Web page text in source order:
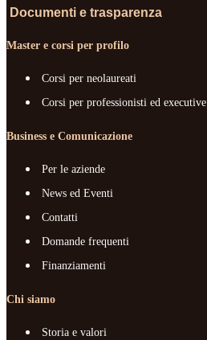
Documenti e trasparenza
Master e corsi per profilo
Corsi per neolaureati
Corsi per professionisti ed executive
Business e Comunicazione
Per le aziende
News ed Eventi
Contatti
Domande frequenti
Finanziamenti
Chi siamo
Storia e valori